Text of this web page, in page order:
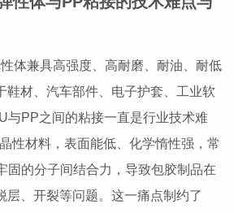
兼具高强度、高耐磨、耐油、耐低
鞋材、汽车部件、电子护套、工业软
与PP之间的粘接一直是行业技术难
性材料，表面能低、化学惰性强，常
固的分子间结合力，导致包胶制品在
层、开裂等问题。这一痛点制约了